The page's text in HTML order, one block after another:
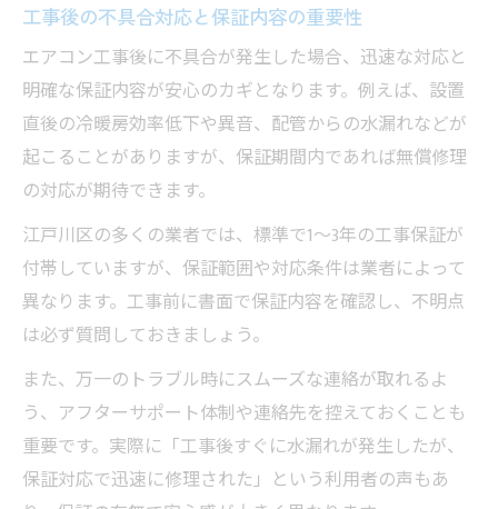
工事後の不具合対応と保証内容の重要性
エアコン工事後に不具合が発生した場合、迅速な対応と
明確な保証内容が安心のカギとなります。例えば、設置
直後の冷暖房効率低下や異音、配管からの水漏れなどが
起こることがありますが、保証期間内であれば無償修理
の対応が期待できます。
江戸川区の多くの業者では、標準で1～3年の工事保証が
付帯していますが、保証範囲や対応条件は業者によって
異なります。工事前に書面で保証内容を確認し、不明点
は必ず質問しておきましょう。
また、万一のトラブル時にスムーズな連絡が取れるよ
う、アフターサポート体制や連絡先を控えておくことも
重要です。実際に「工事後すぐに水漏れが発生したが、
保証対応で迅速に修理された」という利用者の声もあ